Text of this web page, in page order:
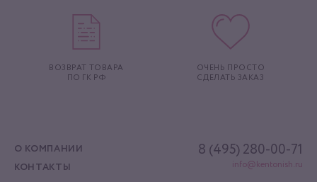
ВОЗВРАТ ТОВАРА
ПО ГК РФ
ОЧЕНЬ ПРОСТО
СДЕЛАТЬ ЗАКАЗ
О КОМПАНИИ
КОНТАКТЫ
8 (495) 280-00-71
info@kentonish.ru